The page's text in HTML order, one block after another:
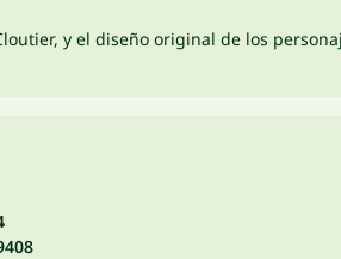
y el diseño original de los